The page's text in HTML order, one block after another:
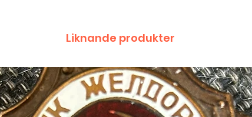
Liknande produkter